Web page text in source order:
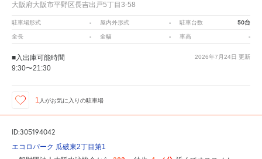
大阪府大阪市平野区長吉出戸5丁目3-58
駐車場形式 - 屋内外形式 - 駐車台数 50台
全長 - 全幅 - 車高 -
2026年7月24日 更新
■入出庫可能時間
9:30〜21:30
1 人がお気に入りの駐車場
ID:305194042
エコロパーク 瓜破東2丁目第1